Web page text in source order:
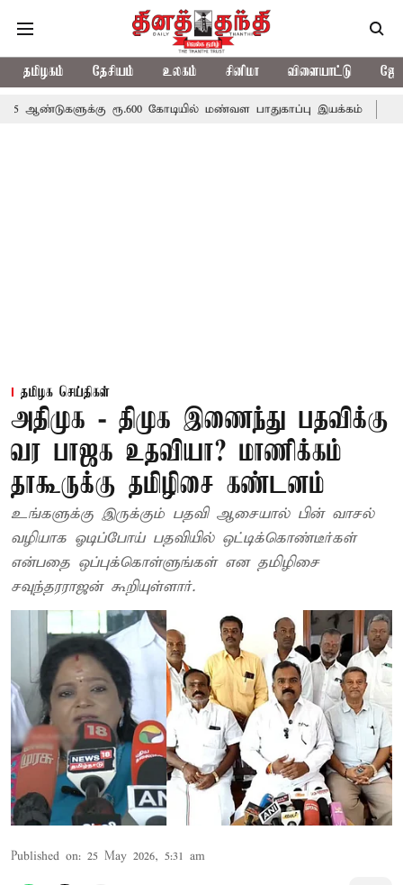
தமிழகம் தேசியம் உலகம் சினிமா விளையாட்டு
ரூ.600 கோடியில் மண்வள பாதுகாப்பு இயக்கம்
தமிழக செய்திகள்
அதிமுக - திமுக இணைந்து பதவிக்கு
வர பாஜக உதவியா? மாணிக்கம்
தாகூருக்கு தமிழிசை கண்டனம்
உங்களுக்கு இருக்கும் பதவி ஆசையால் பின் வாசல்
வழியாக ஓடிப்போய் பதவியில் ஒட்டிக்கொண்டீர்கள்
என்பதை ஒப்புக்கொள்ளுங்கள் என தமிழிசை
சவுந்தரராஜன் கூறியுள்ளார்.
Published on: 25 May 2026, 5:31 am